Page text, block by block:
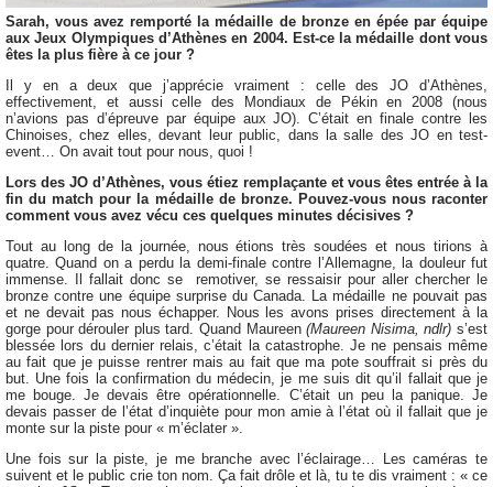
Sarah, vous avez remporté la médaille de bronze en épée par équipe
aux Jeux Olympiques d’Athènes en 2004. Est-ce la médaille dont vous
êtes la plus fière à ce jour ?
Il y en a deux que j’apprécie vraiment : celle des JO d’Athènes,
effectivement, et aussi celle des Mondiaux de Pékin en 2008 (nous
n’avions pas d’épreuve par équipe aux JO). C’était en finale contre les
Chinoises, chez elles, devant leur public, dans la salle des JO en test-
event… On avait tout pour nous, quoi !
Lors des JO d’Athènes, vous étiez remplaçante et vous êtes entrée à la
fin du match pour la médaille de bronze. Pouvez-vous nous raconter
comment vous avez vécu ces quelques minutes décisives ?
Tout au long de la journée, nous étions très soudées et nous tirions à
quatre. Quand on a perdu la demi-finale contre l’Allemagne, la douleur fut
immense. Il fallait donc se remotiver, se ressaisir pour aller chercher le
bronze contre une équipe surprise du Canada. La médaille ne pouvait pas
et ne devait pas nous échapper. Nous les avons prises directement à la
gorge pour dérouler plus tard. Quand Maureen(Maureen Nisima, ndlr) s’est
blessée lors du dernier relais, c’était la catastrophe. Je ne pensais même
au fait que je puisse rentrer mais au fait que ma pote souffrait si près du
but. Une fois la confirmation du médecin, je me suis dit qu’il fallait que je
me bouge. Je devais être opérationnelle. C’était un peu la panique. Je
devais passer de l’état d’inquiète pour mon amie à l’état où il fallait que je
monte sur la piste pour « m’éclater ».
Une fois sur la piste, je me branche avec l’éclairage… Les caméras te
suivent et le public crie ton nom. Ça fait drôle et là, tu te dis vraiment : « ce